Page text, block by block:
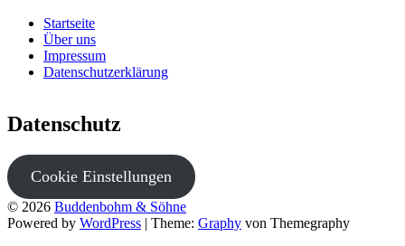
Startseite
Über uns
Impressum
Datenschutzerklärung
Datenschutz
Cookie Einstellungen
© 2026 Buddenbohm & Söhne
Powered by WordPress | Theme: Graphy von Themegraphy